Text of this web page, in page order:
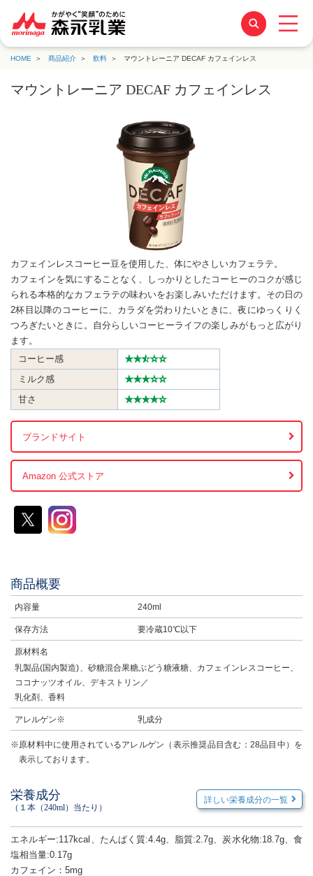
HOME 商品紹介 飲料 マウントレーニア DECAF カフェインレス
マウントレーニア DECAF カフェインレス
カフェインレスコーヒー豆を使用した、体にやさしいカフェラテ。
カフェインを気にすることなく、しっかりとしたコーヒーのコクが感じ
られる本格的なカフェラテの味わいをお楽しみいただけます。その日の
2杯目以降のコーヒーに、カラダを労わりたいときに、夜にゆっくりく
つろぎたいときに。自分らしいコーヒーライフの楽しみがもっと広がり
ます。
コーヒー感
★★★☆☆
ミルク感
★★★☆☆
甘さ
★★★★☆
ブランドサイト
Amazon 公式ストア
商品概要
内容量 240ml
保存方法 要冷蔵10℃以下
原材料名
乳製品(国内製造)、砂糖混合果糖ぶどう糖液糖、カフェインレスコーヒー、
ココナッツオイル、デキストリン／
乳化剤、香料
アレルゲン※ 乳成分
※原材料中に使用されているアレルゲン（表示推奨品目含む：28品目中）を
表示しております。
栄養成分
（１本（240ml）当たり）
詳しい栄養成分の一覧
エネルギー:117kcal、たんぱく質:4.4g、脂質:2.7g、炭水化物:18.7g、食
塩相当量:0.17g
カフェイン：5mg